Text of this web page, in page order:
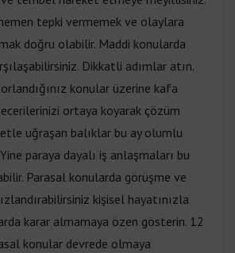
tepki vermemek ve olaylara
doğru olabilir. Maddi konularda
Dikkatli adımlar atın.
konular üzerine kafa
ortaya koyarak çözüm
uğraşan balıklar bu ay olumlu
paraya dayalı iş anlaşmaları bu
Parasal konularda görüşme ve
kişisel hayatınızla
karar almamaya özen gösterin. 12
konular devrede olmaya